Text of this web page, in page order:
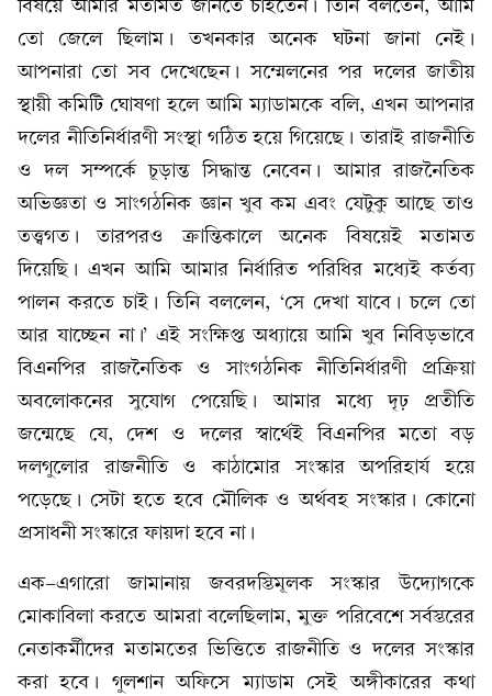
বিষয়ে আমার মতামত জানতে চাইতেন। তিনি বলতেন, আমি
তো জেলে ছিলাম। তখনকার অনেক ঘটনা জানা নেই।
আপনারা তো সব দেখেছেন। সম্মেলনের পর দলের জাতীয়
স্থায়ী কমিটি ঘোষণা হলে আমি ম্যাডামকে বলি, এখন আপনার
দলের নীতিনির্ধারণী সংস্থা গঠিত হয়ে গিয়েছে। তারাই রাজনীতি
ও দল সম্পর্কে চূড়ান্ত সিদ্ধান্ত নেবেন। আমার রাজনৈতিক
অভিজ্ঞতা ও সাংগঠনিক জ্ঞান খুব কম এবং যেটুকু আছে তাও
তত্ত্বগত। তারপরও ক্রান্তিকালে অনেক বিষয়েই মতামত
দিয়েছি। এখন আমি আমার নির্ধারিত পরিধির মধ্যেই কর্তব্য
পালন করতে চাই। তিনি বললেন, ‘সে দেখা যাবে। চলে তো
আর যাচ্ছেন না।’ এই সংক্ষিপ্ত অধ্যায়ে আমি খুব নিবিড়ভাবে
বিএনপির রাজনৈতিক ও সাংগঠনিক নীতিনির্ধারণী প্রক্রিয়া
অবলোকনের সুযোগ পেয়েছি। আমার মধ্যে দৃঢ় প্রতীতি
জন্মেছে যে, দেশ ও দলের স্বার্থেই বিএনপির মতো বড়
দলগুলোর রাজনীতি ও কাঠামোর সংস্কার অপরিহার্য হয়ে
পড়েছে। সেটা হতে হবে মৌলিক ও অর্থবহ সংস্কার। কোনো
প্রসাধনী সংস্কারে ফায়দা হবে না।
এক-এগারো জামানায় জবরদস্তিমূলক সংস্কার উদ্যোগকে
মোকাবিলা করতে আমরা বলেছিলাম, মুক্ত পরিবেশে সর্বস্তরের
নেতাকর্মীদের মতামতের ভিত্তিতে রাজনীতি ও দলের সংস্কার
করা হবে। গুলশান অফিসে ম্যাডাম সেই অঙ্গীকারের কথা